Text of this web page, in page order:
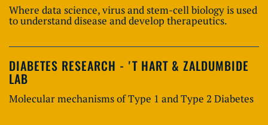
Where data science, virus and stem-cell biology is used
to understand disease and develop therapeutics.
DIABETES RESEARCH - 'T HART & ZALDUMBIDE
LAB
Molecular mechanisms of Type 1 and Type 2 Diabetes